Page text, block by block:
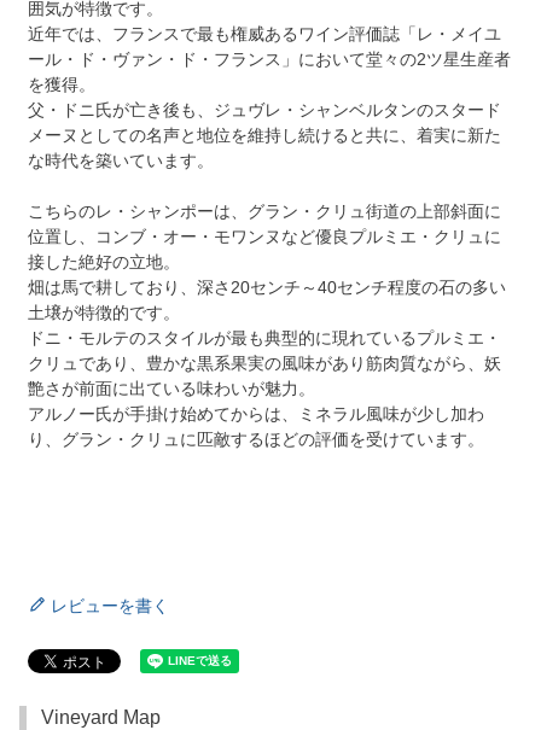
囲気が特徴です。
近年では、フランスで最も権威あるワイン評価誌「レ・メイユ
ール・ド・ヴァン・ド・フランス」において堂々の2ツ星生産者
を獲得。
父・ドニ氏が亡き後も、ジュヴレ・シャンベルタンのスタード
メーヌとしての名声と地位を維持し続けると共に、着実に新た
な時代を築いています。
こちらのレ・シャンポーは、グラン・クリュ街道の上部斜面に
位置し、コンブ・オー・モワンヌなど優良プルミエ・クリュに
接した絶好の立地。
畑は馬で耕しており、深さ20センチ～40センチ程度の石の多い
土壌が特徴的です。
ドニ・モルテのスタイルが最も典型的に現れているプルミエ・
クリュであり、豊かな黒系果実の風味があり筋肉質ながら、妖
艶さが前面に出ている味わいが魅力。
アルノー氏が手掛け始めてからは、ミネラル風味が少し加わ
り、グラン・クリュに匹敵するほどの評価を受けています。
レビューを書く
Vineyard Map